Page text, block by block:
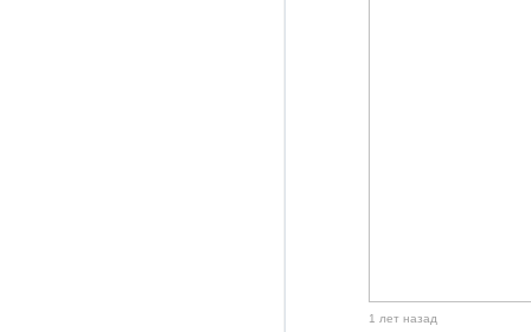
1 лет назад